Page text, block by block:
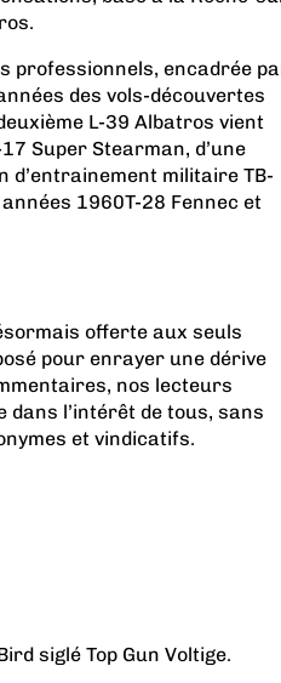
professionnels, encadrée
des vols-découvertes
L-39 Albatros vient
Super Stearman, d’une
d’entrainement militaire TB-
1960T-28 Fennec et
offerte aux seuls
pour enrayer une dérive
nos lecteurs
l’intérêt de tous, sans
et vindicatifs.
siglé Top Gun Voltige.